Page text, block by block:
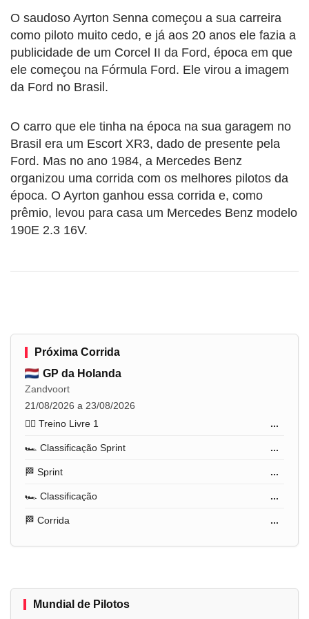
O saudoso Ayrton Senna começou a sua carreira
como piloto muito cedo, e já aos 20 anos ele fazia a
publicidade de um Corcel II da Ford, época em que
ele começou na Fórmula Ford. Ele virou a imagem
da Ford no Brasil.
O carro que ele tinha na época na sua garagem no
Brasil era um Escort XR3, dado de presente pela
Ford. Mas no ano 1984, a Mercedes Benz
organizou uma corrida com os melhores pilotos da
época. O Ayrton ganhou essa corrida e, como
prêmio, levou para casa um Mercedes Benz modelo
190E 2.3 16V.
Próxima Corrida
GP da Holanda
Zandvoort
21/08/2026 a 23/08/2026
🏋️‍♂️ Treino Livre 1
...
🏎️ Classificação Sprint ...
🏁 Sprint ...
🏎️ Classificação ...
🏁 Corrida ...
Mundial de Pilotos